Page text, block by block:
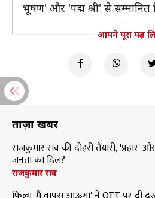
भूषण' और 'पद्म श्री' से सम्मानित
आपने पूरा पढ़
ताज़ा खबरें
राजकुमार राव की दोहरी तैयारी,
जनता का दिल?
राजकुमार राव